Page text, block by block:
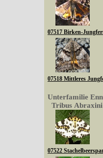
07517 Birken-
07518 Mittleres
Unterfamilie
Tribus Abraxini
07522